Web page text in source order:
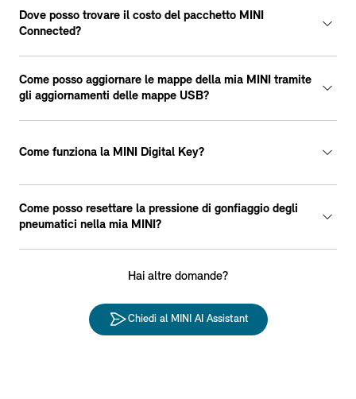
Dove posso trovare il costo del pacchetto MINI
Connected?
Come posso aggiornare le mappe della mia MINI tramite
gli aggiornamenti delle mappe USB?
Come funziona la MINI Digital Key?
Come posso resettare la pressione di gonfiaggio degli
pneumatici nella mia MINI?
Hai altre domande?
Chiedi al MINI AI Assistant